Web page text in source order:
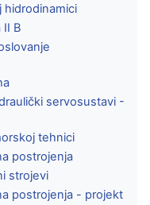
hidrodinamici
II B
servosustavi -
tehnici
postrojenja
strojevi
postrojenja - projekt